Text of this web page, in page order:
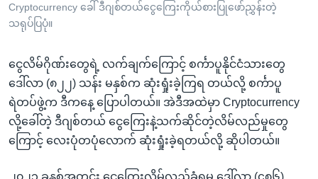
ကြည့်
ရန်
ရန်
နေရာ
သို့
ကျော်
ရန်
Cryptocurrency ခေါ် ဒီဂျစ်တယ်ငွေကြေးကိုယ်စားပြုဖော်ညွှန်းတဲ့
သရုပ်ပြပုံ။
ငွေလိမ်ဂိုဏ်းတွေရဲ့ လက်ချက်ကြောင့် စင်္ကာပူနိုင်ငံသားတွေ
ဒေါ်လာ (၈၂၂) သန်း မနှစ်က ဆုံးရှုံးခဲ့ကြရ တယ်လို့ စင်္ကာပူ
ရဲတပ်ဖွဲ့က ဒီကနေ့ ပြောပါတယ်။ အဲဒီအထဲမှာ Cryptocurrency
လို့ခေါ်တဲ့ ဒီဂျစ်တယ် ငွေကြေးနဲ့သက်ဆိုင်တဲ့လိမ်လည်မှုတွေ
ကြောင့် လေးပုံတပုံလောက် ဆုံးရှုံးခဲ့ရတယ်လို့ ဆိုပါတယ်။
၂၀၂၃ ခုနှစ်အတွင်း ငွေကြေးလိမ်လည်ခံရမှု ဒေါ်လာ (၄၈၆)